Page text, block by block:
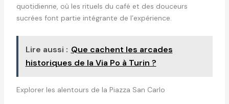
quotidienne, où les rituels du café et des douceurs
sucrées font partie intégrante de l’expérience.
Lire aussi : Que cachent les arcades
historiques de la Via Po à Turin ?
Explorer les alentours de la Piazza San Carlo